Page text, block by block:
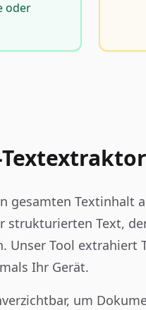
oder
gesamten Textinhalt
strukturierten Text,
Unser Tool
Ihr Gerät.
um